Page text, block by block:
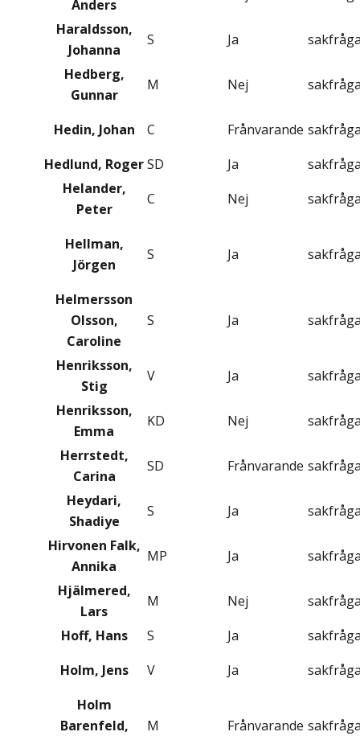
Anders
Haraldsson,
Johanna
S Ja
Hedberg,
Gunnar
M Nej
Hedin, Johan C Frånvarande
Hedlund, RogerSD Ja
Helander,
Peter
C Nej
Hellman,
Jörgen
S Ja
Helmersson
Olsson,
Caroline
S Ja
Henriksson,
Stig
V Ja
Henriksson,
Emma
KD Nej
Herrstedt,
Carina
SD Frånvarande
Heydari,
Shadiye
S Ja
Hirvonen Falk,
Annika
MP Ja
Hjälmered,
Lars
M Nej
Hoff, Hans
S Ja
Holm, Jens
V Ja
Holm
Barenfeld,
M Frånvarande